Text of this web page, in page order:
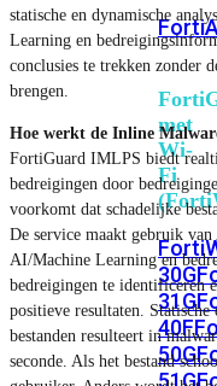
met
Wi-
Fi
30G
31G
40F
50G
51G
statische en dynamische
Learning en
conclusies te trekken zonder
brengen.
Hoe werkt de Inline
FortiGuard IMLPS biedt
bedreigingen door
voorkomt dat schadelijke
De service maakt gebruik van
AI/Machine Learning en
bedreigingen te identificeren
positieve resultaten. Statische
bestanden resulteert in
seconde. Als het bestand